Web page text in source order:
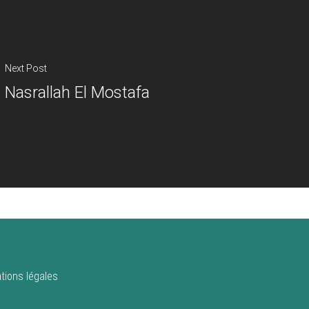
Next Post
Nasrallah El Mostafa
légales